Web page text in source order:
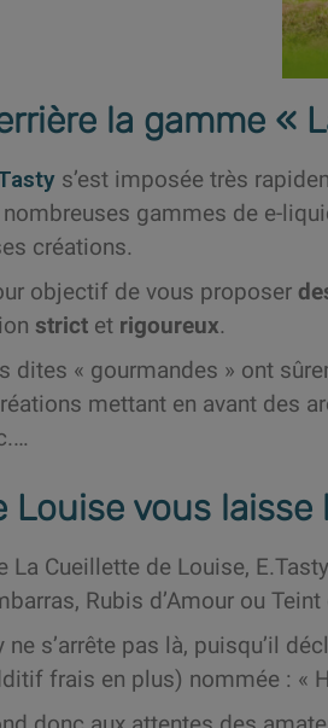
la gamme «
s’est imposée très
gammes de e-
créations.
objectif de vous proposer
strict et rigoureux.
dites « gourmandes » ont
mettant en avant des
Louise vous laisse
La Cueillette de Louise,
Rubis d’Amour ou
s’arrête pas là, puisqu’il
frais en plus) nommée : «